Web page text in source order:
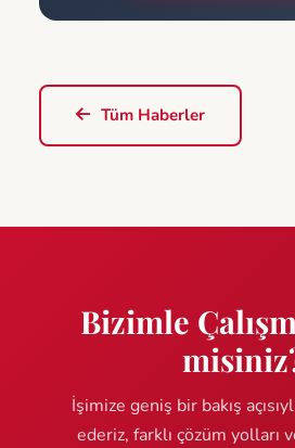
Tüm Haberler
Bizimle
İşimize geniş bir bakış
ederiz, farklı çözüm yolları